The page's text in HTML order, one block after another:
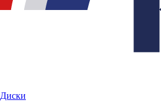
Диски